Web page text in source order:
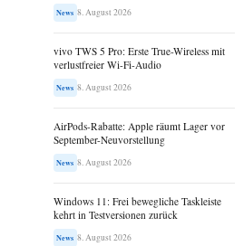
News 8. August 2026
vivo TWS 5 Pro: Erste True-Wireless mit
verlustfreier Wi-Fi-Audio
News 8. August 2026
AirPods-Rabatte: Apple räumt Lager vor
September-Neuvorstellung
News 8. August 2026
Windows 11: Frei bewegliche Taskleiste
kehrt in Testversionen zurück
News 8. August 2026